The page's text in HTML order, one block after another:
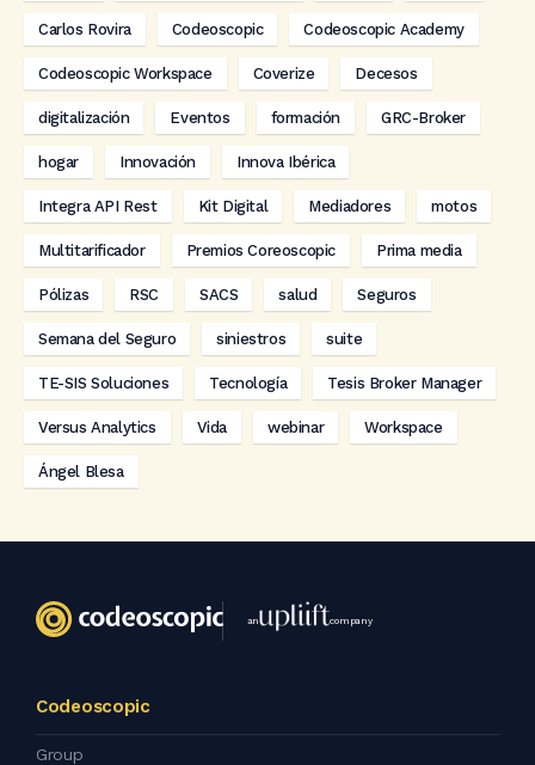
Carlos Rovira Codeoscopic Codeoscopic Academy
Codeoscopic Workspace Coverize Decesos
digitalización Eventos formación GRC-Broker
hogar Innovación Innova Ibérica
Integra API Rest Kit Digital Mediadores motos
Multitarificador Premios Coreoscopic Prima media
Pólizas RSC SACS salud Seguros
Semana del Seguro siniestros suite
TE-SIS Soluciones Tecnología Tesis Broker Manager
Versus Analytics Vida webinar Workspace
Ángel Blesa
an company
Codeoscopic
Group